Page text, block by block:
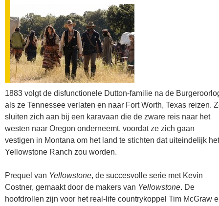
1883 volgt de disfunctionele Dutton-familie na de
als ze Tennessee verlaten en naar Fort Worth, Texas reizen.
sluiten zich aan bij een karavaan die de zware reis naar het
westen naar Oregon onderneemt, voordat ze zich gaan
vestigen in Montana om het land te stichten dat uiteindelijk het
Yellowstone Ranch zou worden.
Prequel van Yellowstone, de succesvolle serie met Kevin
Costner, gemaakt door de makers van Yellowstone. De
hoofdrollen zijn voor het real-life countrykoppel Tim McGraw